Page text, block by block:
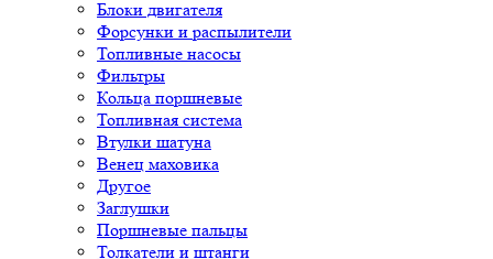
Блоки двигателя
Форсунки и распылители
Топливные насосы
Фильтры
Кольца поршневые
Топливная система
Втулки шатуна
Венец маховика
Другое
Заглушки
Поршневые пальцы
Толкатели и штанги